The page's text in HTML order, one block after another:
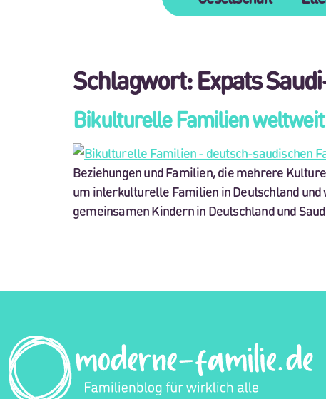
Schlagwort:Expats
Bikulturelle Familien
Beziehungen und Familien, die mehrere
um interkulturelle Familien in Deutschland
gemeinsamen Kindern in Deutschland und